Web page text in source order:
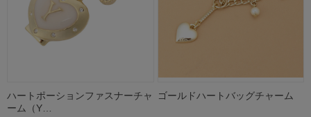
ハートポーションファスナーチャ
ーム（Y…
ゴールドハートバッグチャーム